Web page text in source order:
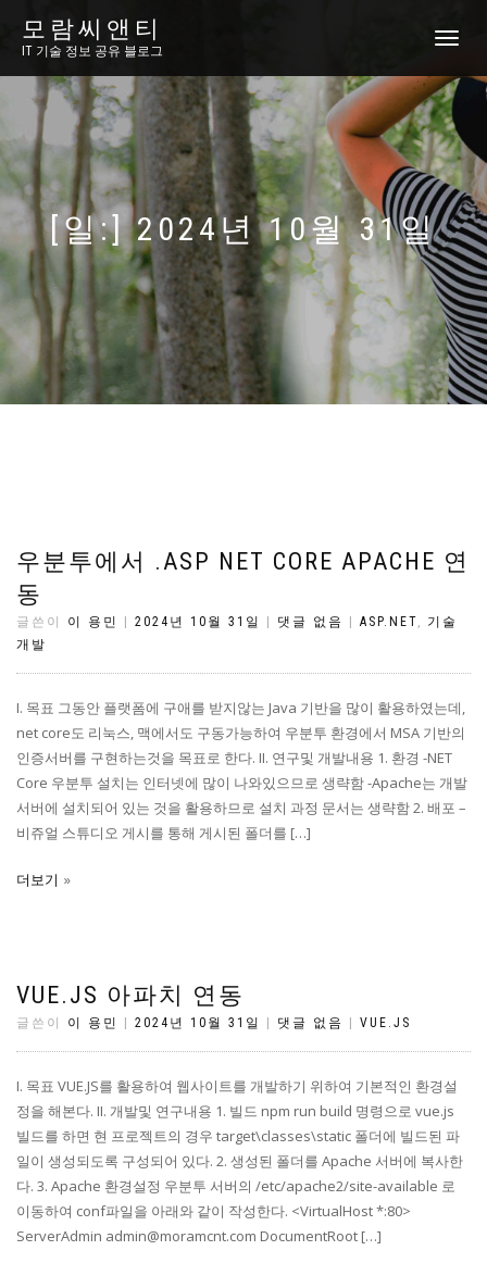
모람씨앤티
IT 기술 정보 공유 블로그
토
내
비
게
이
션
[일:]2024년 10월 31일
우분투에서 .ASP NET CORE APACHE 연
동
글쓴이 이 용민 2024년 10월 31일 댓글 없음 ASP.NET, 기술
개발
I. 목표 그동안 플랫폼에 구애를 받지않는 Java 기반을 많이 활용하였는데,
net core도 리눅스, 맥에서도 구동가능하여 우분투 환경에서 MSA 기반의
인증서버를 구현하는것을 목표로 한다. II. 연구및 개발내용 1. 환경 -NET
Core 우분투 설치는 인터넷에 많이 나와있으므로 생략함 -Apache는 개발
서버에 설치되어 있는 것을 활용하므로 설치 과정 문서는 생략함 2. 배포 –
비쥬얼 스튜디오 게시를 통해 게시된 폴더를 […]
더보기
VUE.JS 아파치 연동
글쓴이 이 용민 2024년 10월 31일 댓글 없음 VUE.JS
I. 목표 VUE.JS를 활용하여 웹사이트를 개발하기 위하여 기본적인 환경설
정을 해본다. II. 개발및 연구내용 1. 빌드 npm run build 명령으로 vue.js
빌드를 하면 현 프로젝트의 경우 target\classes\static 폴더에 빌드된 파
일이 생성되도록 구성되어 있다. 2. 생성된 폴더를 Apache 서버에 복사한
다. 3. Apache 환경설정 우분투 서버의 /etc/apache2/site-available 로
이동하여 conf파일을 아래와 같이 작성한다. <VirtualHost *:80>
ServerAdmin admin@moramcnt.com DocumentRoot […]